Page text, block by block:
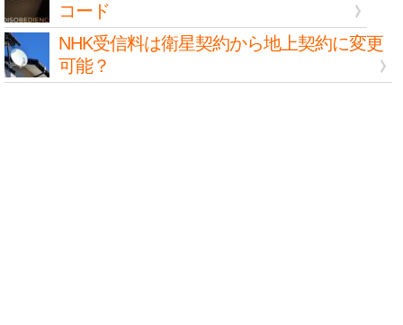
コード
NHK受信料は衛星契約から地上契約に変更
可能？